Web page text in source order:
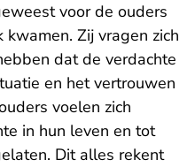
voor de ouders
Zij vragen zich
dat de verdachte
en het vertrouwen
voelen zich
in hun leven en tot
Dit alles rekent